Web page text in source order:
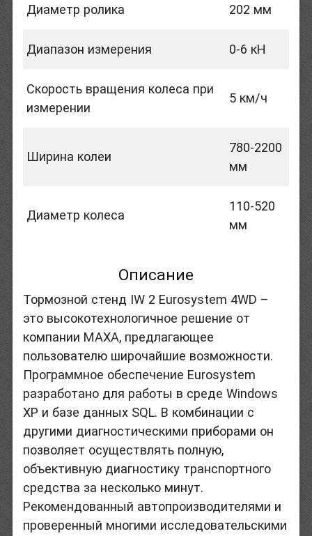
Диаметр ролика 202 мм
Диапазон измерения 0-6 кН
Скорость вращения колеса при
измерении
5 км/ч
Ширина колеи
780-2200
мм
Диаметр колеса
110-520
мм
Описание
Тормозной стенд IW 2 Eurosystem 4WD –
это высокотехнологичное решение от
компании МАХА, предлагающее
пользователю широчайшие возможности.
Программное обеспечение Eurosystem
разработано для работы в среде Windows
XP и базе данных SQL. В комбинации с
другими диагностическими приборами он
позволяет осуществлять полную,
объективную диагностику транспортного
средства за несколько минут.
Рекомендованный автопроизводителями и
проверенный многими исследовательскими